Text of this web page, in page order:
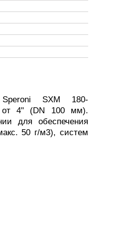
Speroni SXM 180-
от 4" (DN 100 мм).
для обеспечения
50 г/м3), систем